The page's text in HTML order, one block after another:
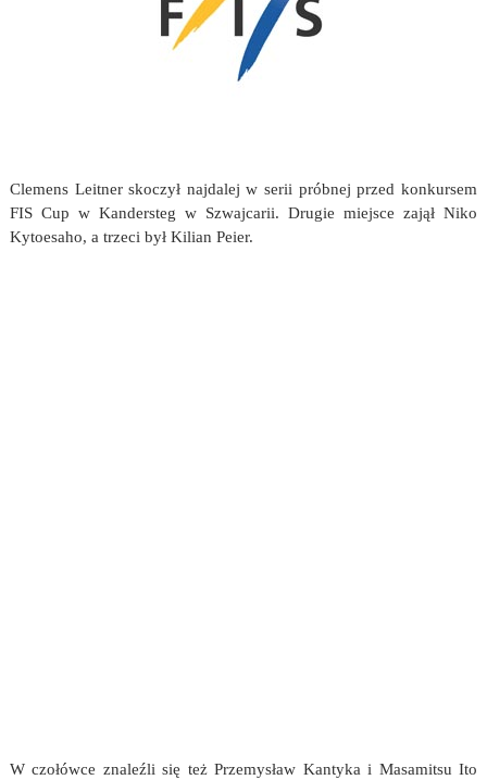
Clemens Leitner skoczył najdalej w serii próbnej przed konkursem
FIS Cup w Kandersteg w Szwajcarii. Drugie miejsce zajął Niko
Kytoesaho, a trzeci był Kilian Peier.
W czołówce znaleźli się też Przemysław Kantyka i Masamitsu Ito